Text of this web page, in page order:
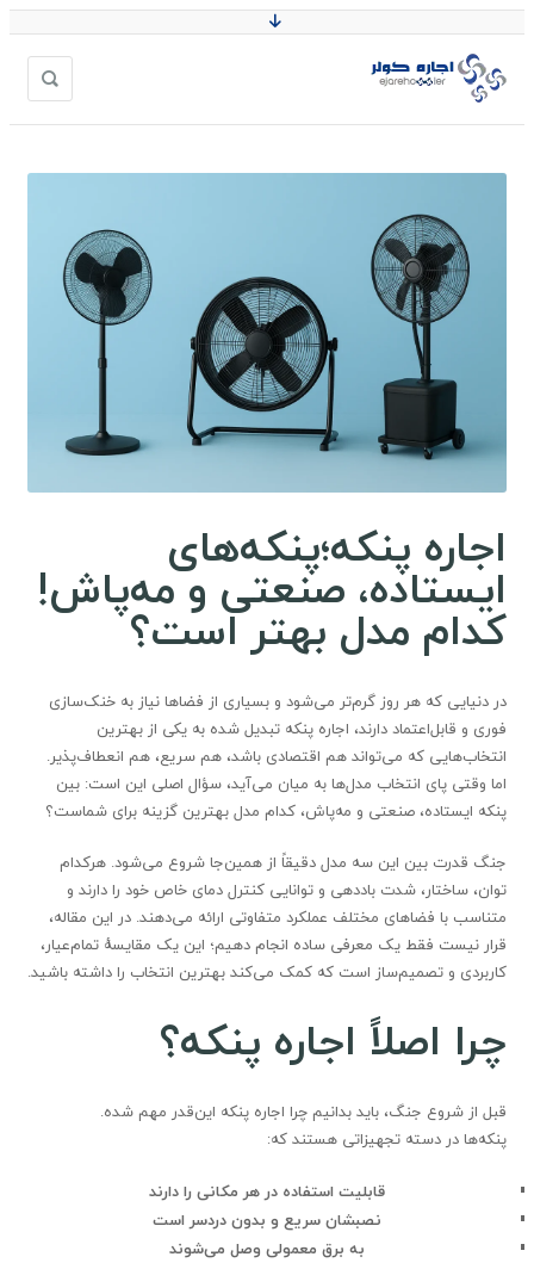
اجاره پنکه؛پنکه‌های
ایستاده، صنعتی و مه‌پاش!
کدام مدل بهتر است؟
در دنیایی که هر روز گرم‌تر می‌شود و بسیاری از فضاها نیاز به خنک‌سازی
فوری و قابل‌اعتماد دارند، اجاره پنکه تبدیل شده به یکی از بهترین
انتخاب‌هایی که می‌تواند هم اقتصادی باشد، هم سریع، هم انعطاف‌پذیر.
اما وقتی پای انتخاب مدل‌ها به میان می‌آید، سؤال اصلی این است: بین
پنکه ایستاده، صنعتی و مه‌پاش، کدام مدل بهترین گزینه برای شماست؟
جنگ قدرت بین این سه مدل دقیقاً از همین‌جا شروع می‌شود. هرکدام
توان، ساختار، شدت باددهی و توانایی کنترل دمای خاص خود را دارند و
متناسب با فضاهای مختلف عملکرد متفاوتی ارائه می‌دهند. در این مقاله،
قرار نیست فقط یک معرفی ساده انجام دهیم؛ این یک مقایسهٔ تمام‌عیار،
کاربردی و تصمیم‌ساز است که کمک می‌کند بهترین انتخاب را داشته باشید.
چرا اصلاً اجاره پنکه؟
قبل از شروع جنگ، باید بدانیم چرا اجاره پنکه این‌قدر مهم شده.
پنکه‌ها در دسته تجهیزاتی هستند که:
قابلیت استفاده در هر مکانی را دارند
نصبشان سریع و بدون دردسر است
به برق معمولی وصل می‌شوند